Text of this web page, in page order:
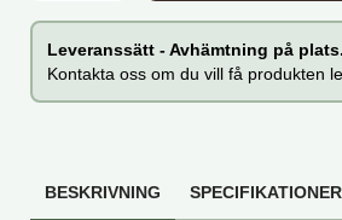
Leveranssätt - Avhämtning på plats.
Kontakta oss om du vill få produkten
BESKRIVNING SPECIFIKATIONER